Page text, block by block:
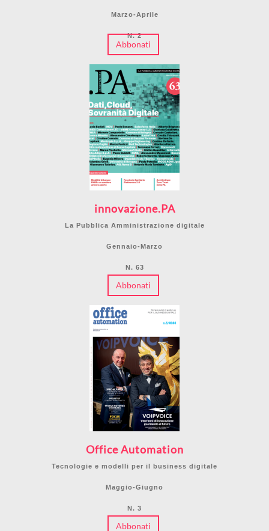
Marzo-Aprile
N. 2
Abbonati
innovazione.PA
La Pubblica Amministrazione digitale
Gennaio-Marzo
N. 63
Abbonati
Office Automation
Tecnologie e modelli per il business digitale
Maggio-Giugno
N. 3
Abbonati